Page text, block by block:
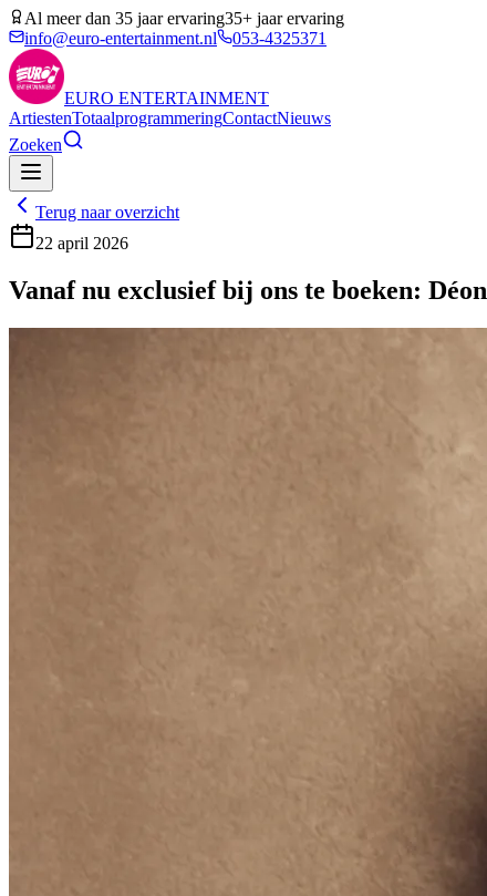
Al meer dan 35 jaar ervaring35+ jaar ervaring
info@euro-entertainment.nl
053-4325371
EURO ENTERTAINMENT
ArtiestenTotaalprogrammeringContactNieuws
Zoeken
Terug naar overzicht
22 april 2026
Vanaf nu exclusief bij ons te boeken: Déon